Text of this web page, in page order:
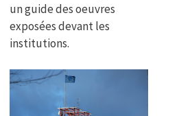
un guide des oeuvres
exposées devant les
institutions.